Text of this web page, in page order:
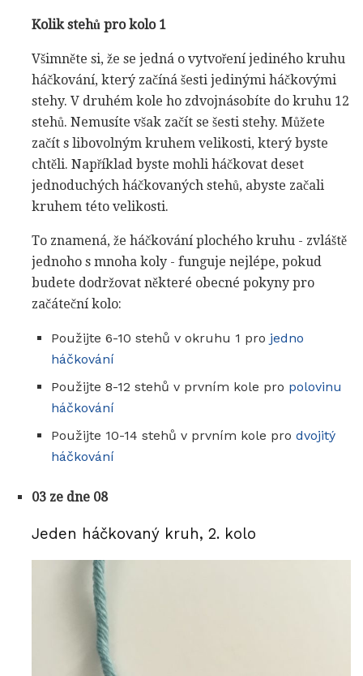
Kolik stehů pro kolo 1
Všimněte si, že se jedná o vytvoření jediného kruhu
háčkování, který začíná šesti jedinými háčkovými
stehy. V druhém kole ho zdvojnásobíte do kruhu 12
stehů. Nemusíte však začít se šesti stehy. Můžete
začít s libovolným kruhem velikosti, který byste
chtěli. Například byste mohli háčkovat deset
jednoduchých háčkovaných stehů, abyste začali
kruhem této velikosti.
To znamená, že háčkování plochého kruhu - zvláště
jednoho s mnoha koly - funguje nejlépe, pokud
budete dodržovat některé obecné pokyny pro
začáteční kolo:
Použijte 6-10 stehů v okruhu 1 pro jedno
háčkování
Použijte 8-12 stehů v prvním kole pro polovinu
háčkování
Použijte 10-14 stehů v prvním kole pro dvojitý
háčkování
03 ze dne 08
Jeden háčkovaný kruh, 2. kolo